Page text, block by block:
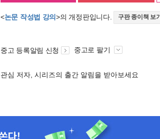
<논문 작성법 강의>의 개정판입니다. 구판 종이책 보기
중고 등록알림 신청 중고로 팔기
관심 저자, 시리즈의 출간 알림을 받아보세요